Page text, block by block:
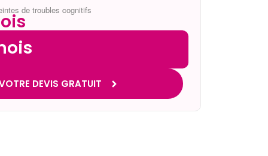
de troubles cognitifs
DEVIS GRATUIT